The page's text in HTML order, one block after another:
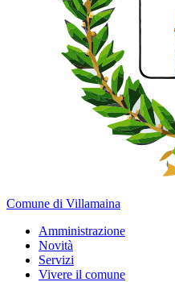
Comune di Villamaina
Amministrazione
Novità
Servizi
Vivere il comune